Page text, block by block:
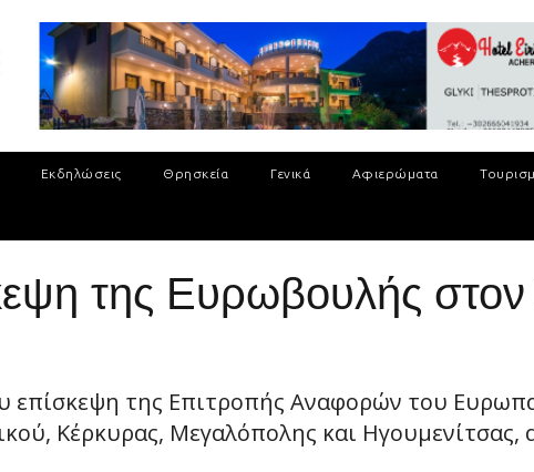
Εκδηλώσεις Θρησκεία Γενικά Αφιερώματα
της Ευρωβουλής
επίσκεψη της Επιτροπής Αναφορών του
Κέρκυρας, Μεγαλόπολης και Ηγουμενίτσας,